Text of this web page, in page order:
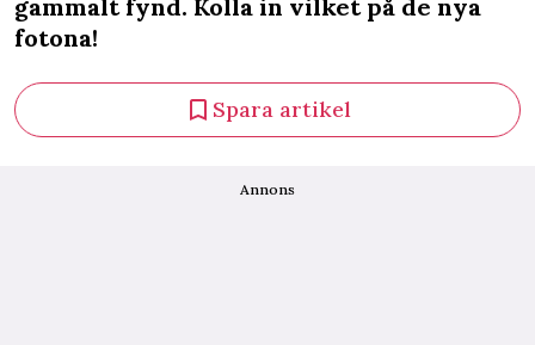
gammalt fynd. Kolla in vilket på de nya
fotona!
Spara artikel
Annons